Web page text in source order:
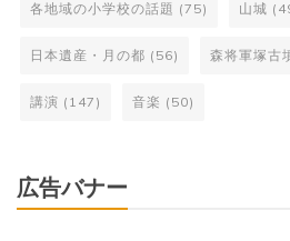
各地域の小学校の話題 (75) 山城
日本遺産・月の都 (56) 森将軍塚古
講演 (147) 音楽 (50)
広告バナー